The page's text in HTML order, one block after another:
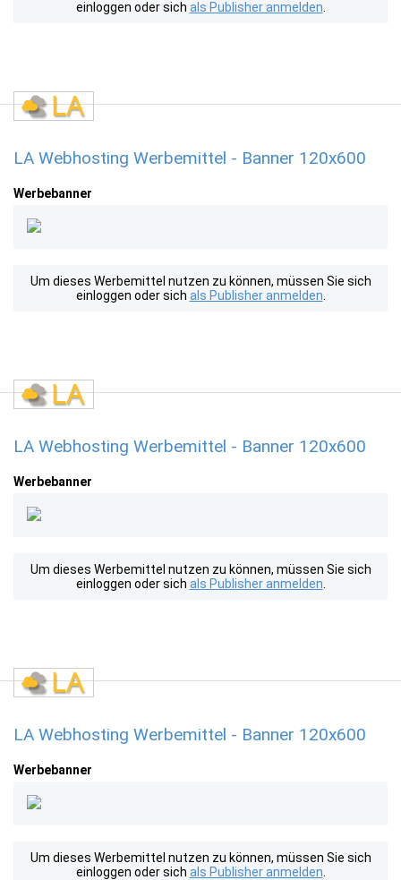
einloggen oder sich als Publisher anmelden
LA Webhosting Werbemittel - Banner 120x600
Werbebanner
Um dieses Werbemittel nutzen zu können, müssen Sie sich
einloggen oder sich als Publisher anmelden
LA Webhosting Werbemittel - Banner 120x600
Werbebanner
Um dieses Werbemittel nutzen zu können, müssen Sie sich
einloggen oder sich als Publisher anmelden
LA Webhosting Werbemittel - Banner 120x600
Werbebanner
Um dieses Werbemittel nutzen zu können, müssen Sie sich
einloggen oder sich als Publisher anmelden